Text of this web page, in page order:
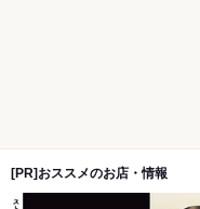
[PR]おススメのお店・情報